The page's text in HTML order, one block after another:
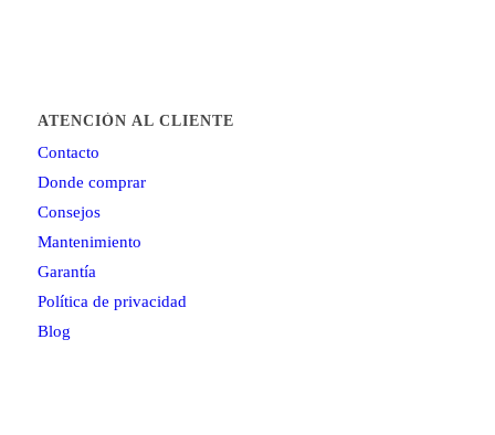
ATENCIÓN AL CLIENTE
Contacto
Donde comprar
Consejos
Mantenimiento
Garantía
Política de privacidad
Blog